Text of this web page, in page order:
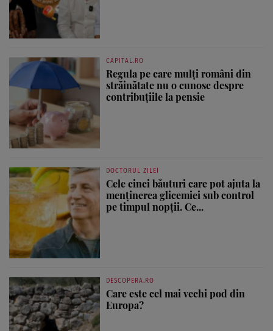
CAPITAL.RO
Regula pe care mulți români din
străinătate nu o cunosc despre
contribuțiile la pensie
DOCTORUL ZILEI
Cele cinci băuturi care pot ajuta la
menținerea glicemiei sub control
pe timpul nopții. Ce...
DESCOPERA.RO
Care este cel mai vechi pod din
Europa?